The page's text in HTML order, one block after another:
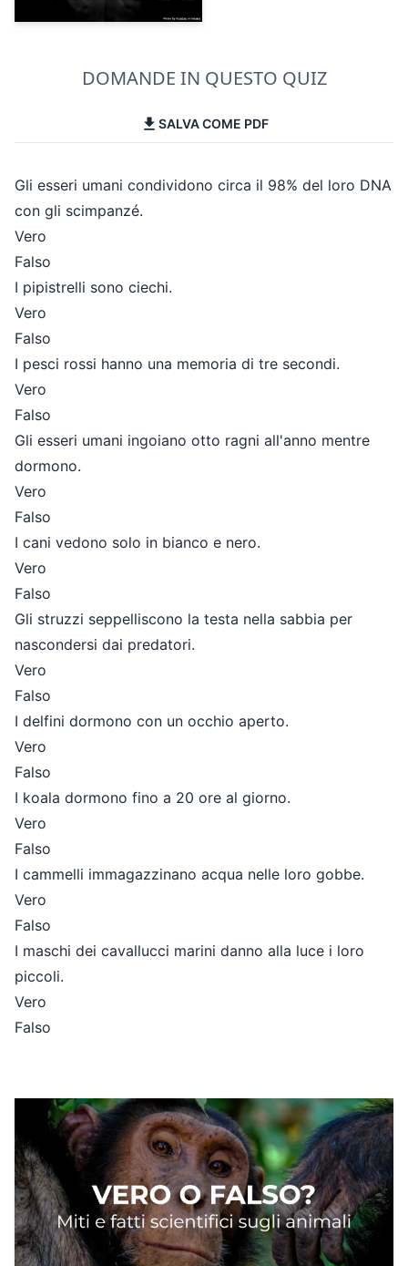
DOMANDE IN QUESTO QUIZ
SALVA COME PDF
Gli esseri umani condividono circa il 98% del loro DNA
con gli scimpanzé.
Vero
Falso
I pipistrelli sono ciechi.
Vero
Falso
I pesci rossi hanno una memoria di tre secondi.
Vero
Falso
Gli esseri umani ingoiano otto ragni all'anno mentre
dormono.
Vero
Falso
I cani vedono solo in bianco e nero.
Vero
Falso
Gli struzzi seppelliscono la testa nella sabbia per
nascondersi dai predatori.
Vero
Falso
I delfini dormono con un occhio aperto.
Vero
Falso
I koala dormono fino a 20 ore al giorno.
Vero
Falso
I cammelli immagazzinano acqua nelle loro gobbe.
Vero
Falso
I maschi dei cavallucci marini danno alla luce i loro
piccoli.
Vero
Falso